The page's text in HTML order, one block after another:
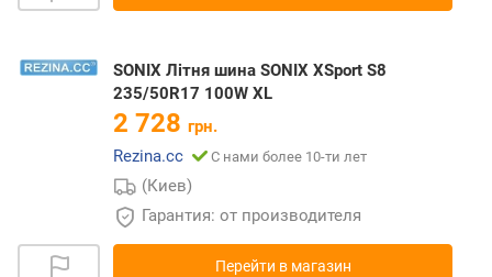
SONIX Літня шина SONIX XSport S8
235/50R17 100W XL
2 728 грн.
Rezina.cc
С нами более 10-ти лет
(Киев)
Гарантия: от производителя
Перейти в магазин